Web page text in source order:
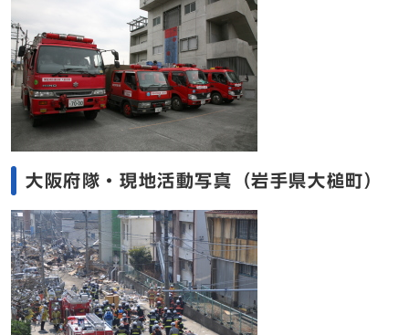
大阪府隊・現地活動写真（岩手県大槌町）